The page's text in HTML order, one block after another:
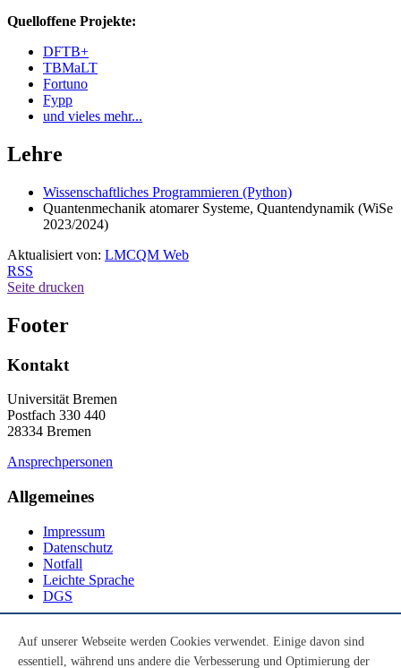
Quelloffene Projekte:
DFTB+
TBMaLT
Fortuno
Fypp
und vieles mehr...
Lehre
Wissenschaftliches Programmieren (Python)
Quantenmechanik atomarer Systeme, Quantendynamik (WiSe
2023/2024)
Aktualisiert von: LMCQM Web
RSS
Seite drucken
Footer
Kontakt
Universität Bremen
Postfach 330 440
28334 Bremen
Ansprechpersonen
Allgemeines
Impressum
Datenschutz
Notfall
Leichte Sprache
DGS
Auf unserer Webseite werden Cookies verwendet. Einige davon sind
essentiell, während uns andere die Verbesserung und Optimierung der